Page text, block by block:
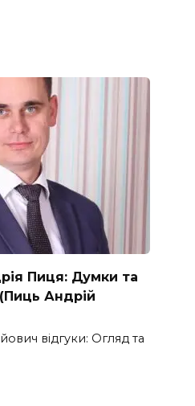
Пиця: Думки та
Андрій
відгуки: Огляд та